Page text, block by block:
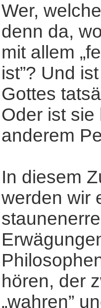
Wer,
denn da,
mit allem
ist”? Und
Gottes
Oder ist sie
anderem
In diesem
werden wir
hören, der
„wahren”